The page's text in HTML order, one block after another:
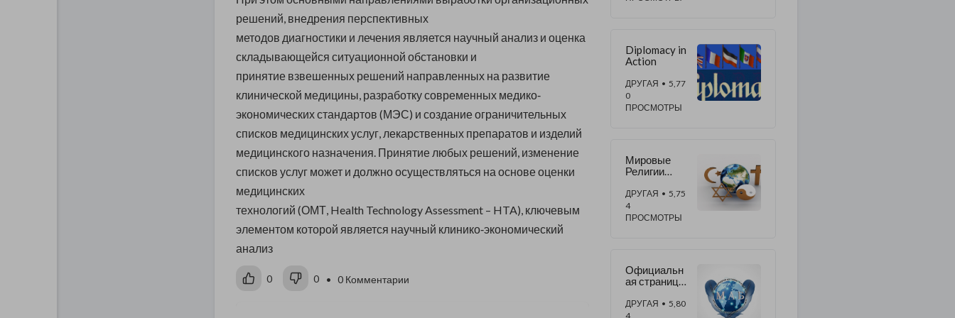
решений, внедрения перспективных
методов диагностики и лечения является научный анализ и оценка
складывающейся ситуационной обстановки и
принятие взвешенных решений направленных на развитие
клинической медицины, разработку современных медико‐
экономических стандартов (МЭС) и создание ограничительных
списков медицинских услуг, лекарственных препаратов и изделий
медицинского назначения. Принятие любых решений, изменение
списков услуг может и должно осуществляться на основе оценки
медицинских
технологий (ОМТ, Health Technology Assessment – HTA), ключевым
элементом которой является научный клинико‐экономический
анализ
0 0 • 0 Комментарии
​Diplomacy in
Action
ДРУГАЯ • 5,77
0
ПРОСМОТРЫ
Мировые
Религии
возвысить
Свой Голос
в Защиту
ДРУГАЯ • 5,75
4
ПРОСМОТРЫ
Официальн
ая страница
INSTAGRA
M
ДРУГАЯ • 5,80
4